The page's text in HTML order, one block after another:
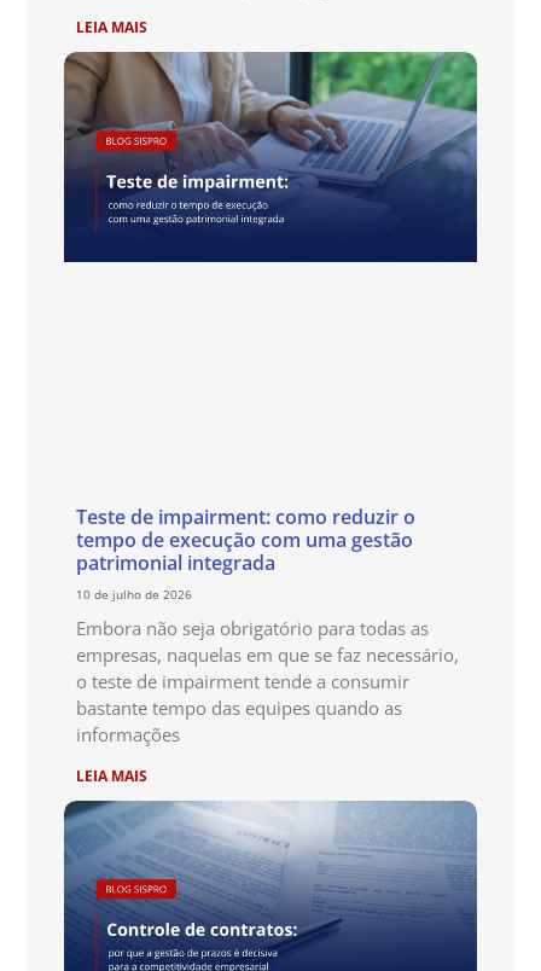
LEIA MAIS
Teste de impairment: como reduzir o
tempo de execução com uma gestão
patrimonial integrada
10 de julho de 2026
Embora não seja obrigatório para todas as
empresas, naquelas em que se faz necessário,
o teste de impairment tende a consumir
bastante tempo das equipes quando as
informações
LEIA MAIS